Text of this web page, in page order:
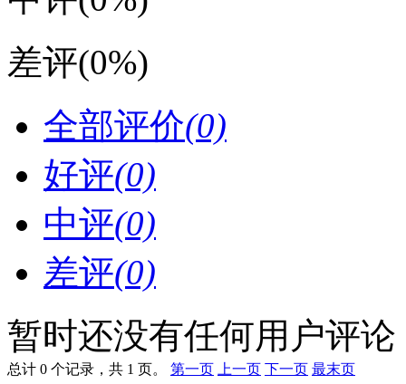
差评(0%)
全部评价(0)
好评(0)
中评(0)
差评(0)
暂时还没有任何用户评论
总计 0 个记录，共 1 页。 第一页 上一页 下一页 最末页